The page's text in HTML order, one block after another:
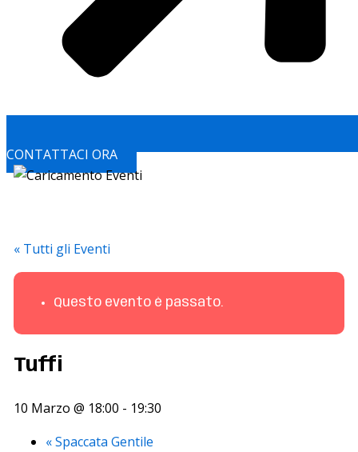
CONTATTACI ORA
« Tutti gli Eventi
Questo evento è passato.
Tuffi
10 Marzo @ 18:00 - 19:30
«Spaccata Gentile